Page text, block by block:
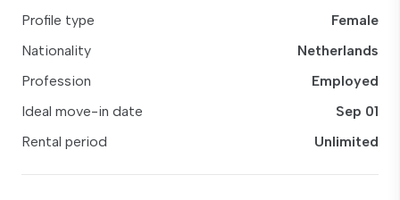
Profile type
Female
Nationality
Netherlands
Profession
Employed
Ideal move-in date
Sep 01
Rental period
Unlimited